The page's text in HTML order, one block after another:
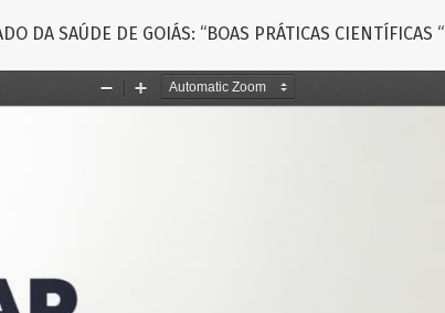
DA SAÚDE DE GOIÁS: “BOAS PRÁTICAS CIENTÍFICAS “